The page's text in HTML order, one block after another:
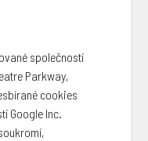
společností
Parkway,
cookies
Google Inc.